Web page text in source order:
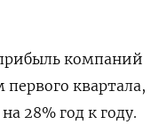
компаний
первого квартала,
28% год к году.